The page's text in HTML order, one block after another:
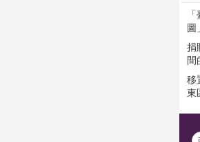
圖」
捐
間
移
東